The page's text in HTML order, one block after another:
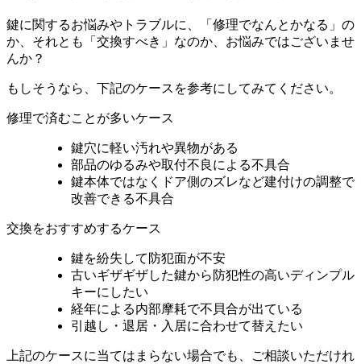
鍵に関するお悩みやトラブルに、「修理でなんとかなる」の
か、それとも「交換すべき」なのか、お悩みではございませ
んか？
もしそうなら、下記のケースを参考にしてみてください。
修理で済むことが多いケース
鍵穴に軽い汚れや異物がある
部品のゆるみや取付不良による不具合
鍵本体ではなくドア側のズレなど建付けの調整で
改善できる不具合
交換をおすすめするケース
鍵を紛失して防犯面が不安
古いギザギザした鍵から防犯性の高いディンプル
キーにしたい
経年による内部摩耗で不貝合が出ている
引越し・退居・入居に合わせて替えたい
上記のケースに当てはまらない場合でも、ご相談いただけれ